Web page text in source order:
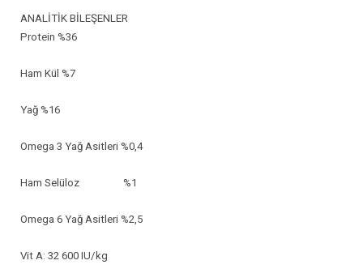
ANALİTİK BİLEŞENLER
Protein %36
Ham Kül %7
Yağ %16
Omega 3 Yağ Asitleri %0,4
Ham Selüloz %1
Omega 6 Yağ Asitleri %2,5
Vit A: 32 600 IU/kg